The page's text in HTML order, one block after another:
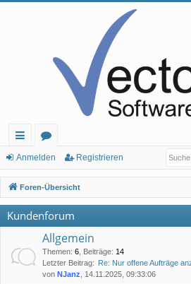
ch
ne
llz
ug
f
or
en
Anmelden Registrieren
Foren-Übersicht
Kundenforum
Allgemein
Themen: 6 Beiträge: 14
Letzter Beitrag: Re: Nur offene Aufträge
von NJanz , 14.11.2025, 09:33:06